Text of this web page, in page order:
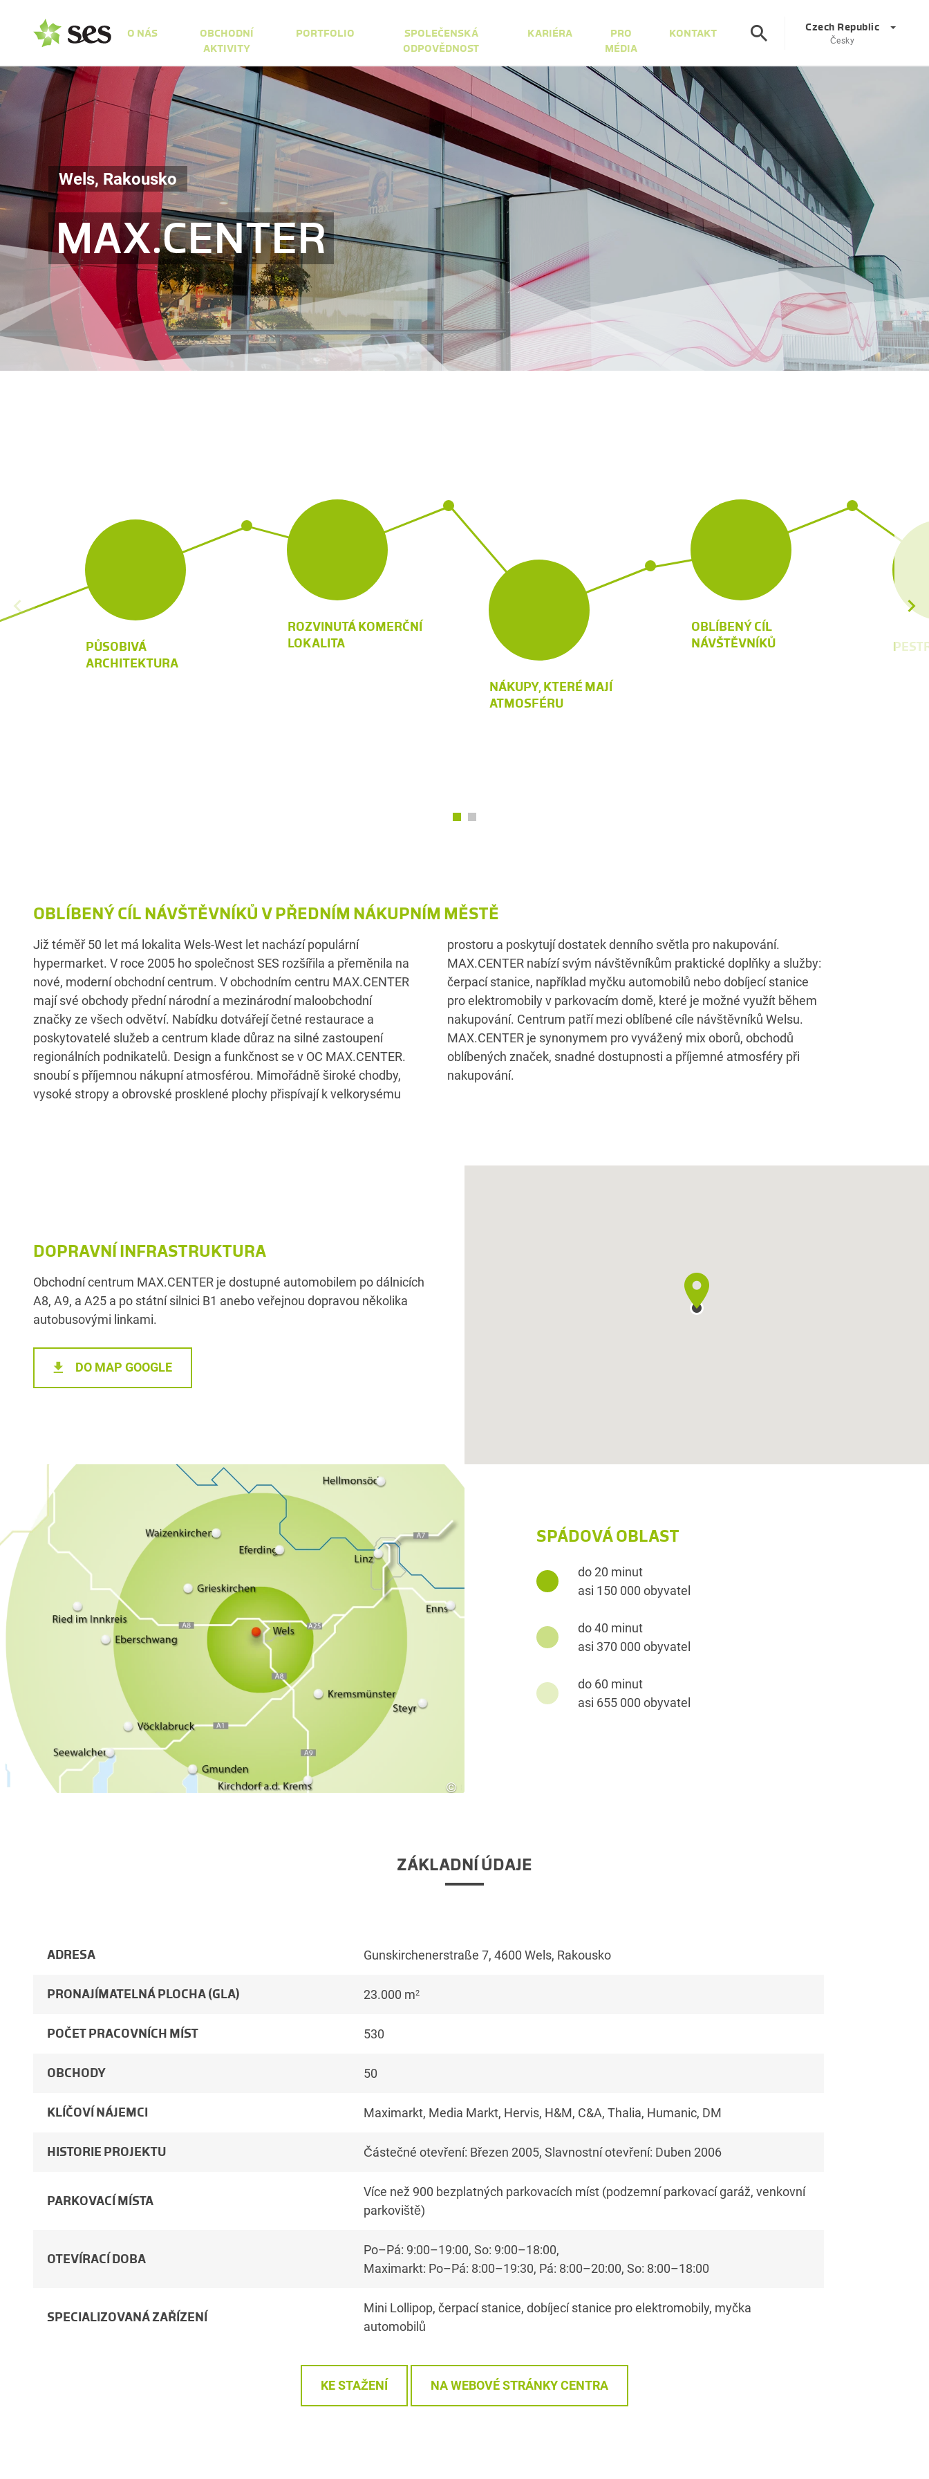
O NÁS
OBCHODNÍ
AKTIVITY
PORTFOLIO
SPOLEČENSKÁ
ODPOVĚDNOST
KARIÉRA
PRO
MÉDIA
KONTAKT Czech Republic
Česky
Corporate
Rakousko DE
Slovinsko
Itálie IT
Maďarsko HU EN
Česká Republika CS EN
Chorvatsko HR EN
Wels, Rakousko
MAX.CENTER
PŮSOBIVÁ
ARCHITEKTURA
ROZVINUTÁ KOMERČNÍ
LOKALITA
NÁKUPY, KTERÉ MAJÍ
ATMOSFÉRU
OBLÍBENÝ CÍL
NÁVŠTĚVNÍKŮ
OBLÍBENÝ CÍL NÁVŠTĚVNÍKŮ V PŘEDNÍM NÁKUPNÍM MĚSTĚ
Již téměř 50 let má lokalita Wels-West let nachází populární
hypermarket. V roce 2005 ho společnost SES rozšířila a přeměnila na
nové, moderní obchodní centrum. V obchodním centru MAX.CENTER
mají své obchody přední národní a mezinárodní maloobchodní
značky ze všech odvětví. Nabídku dotvářejí četné restaurace a
poskytovatelé služeb a centrum klade důraz na silné zastoupení
regionálních podnikatelů. Design a funkčnost se v OC MAX.CENTER.
snoubí s příjemnou nákupní atmosférou. Mimořádně široké chodby,
vysoké stropy a obrovské prosklené plochy přispívají k velkorysému
prostoru a poskytují dostatek denního světla pro nakupování.
MAX.CENTER nabízí svým návštěvníkům praktické doplňky a služby:
čerpací stanice, například myčku automobilů nebo dobíjecí stanice
pro elektromobily v parkovacím domě, které je možné využít během
nakupování. Centrum patří mezi oblíbené cíle návštěvníků Welsu.
MAX.CENTER je synonymem pro vyvážený mix oborů, obchodů
oblíbených značek, snadné dostupnosti a příjemné atmosféry při
nakupování.
DOPRAVNÍ INFRASTRUKTURA
Obchodní centrum MAX.CENTER je dostupné automobilem po dálnicích
A8, A9, a A25 a po státní silnici B1 anebo veřejnou dopravou několika
autobusovými linkami.
DO MAP GOOGLE
©
SPÁDOVÁ OBLAST
do 20 minut
asi 150 000 obyvatel
do 40 minut
asi 370 000 obyvatel
do 60 minut
asi 655 000 obyvatel
ZÁKLADNÍ ÚDAJE
ADRESA Gunskirchenerstraße 7, 4600 Wels, Rakousko
PRONAJÍMATELNÁ PLOCHA (GLA) 23.000 m2
POČET PRACOVNÍCH MÍST 530
OBCHODY 50
KLÍČOVÍ NÁJEMCI Maximarkt, Media Markt, Hervis, H&M, C&A, Thalia, Humanic, DM
HISTORIE PROJEKTU Částečné otevření: Březen 2005, Slavnostní otevření: Duben 2006
PARKOVACÍ MÍSTA
Více než 900 bezplatných parkovacích míst (podzemní parkovací garáž, venkovní
parkoviště)
OTEVÍRACÍ DOBA
Po–Pá: 9:00–19:00, So: 9:00–18:00,
Maximarkt: Po–Pá: 8:00–19:30, Pá: 8:00–20:00, So: 8:00–18:00
SPECIALIZOVANÁ ZAŘÍZENÍ
Mini Lollipop, čerpací stanice, dobíjecí stanice pro elektromobily, myčka
automobilů
KE STAŽENÍ NA WEBOVÉ STRÁNKY CENTRA